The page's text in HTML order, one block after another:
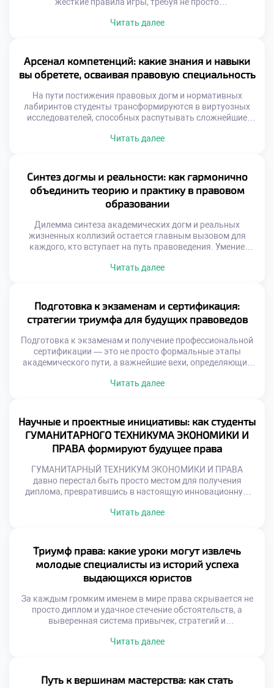
адаптивности. В эпоху, когда классическое право
ключевого архитектора инноваций. Именно поэтому
качественное обучение в московском техникуме
становится тем самым стратегическим активом, который
Читать далее
Арсенал компетенций: какие знания и навыки
вы обретете, осваивая правовую специальность
На пути постижения правовых догм и нормативных
лабиринтов студенты трансформируются в виртуозных
исследователей, способных распутывать сложнейшие
тупиковых ситуаций. Профессия адвоката, судьи или
ведения переговоров, безупречную защиту интересов и
искусство построения неопровержимой аргументации.
Именно поэтому качественное обучение в […]
Читать далее
Синтез догмы и реальности: как гармонично
объединить теорию и практику в правовом
образовании
Дилемма синтеза академических догм и реальных
жизненных коллизий остается главным вызовом для
каждого, кто вступает на путь правоведения. Умение
судебной практикой отличает настоящего мастера от
надежным трамплином, который позволяет будущим
экспертам с первых дней погружаться в […]
Читать далее
Подготовка к экзаменам и сертификация:
стратегии триумфа для будущих правоведов
Подготовка к экзаменам и получение профессиональной
сертификации — это не просто формальные этапы
академического пути, а важнейшие вехи, определяющие
процессы напрямую влияют на глубину усвоенных
обучение в московском техникуме становится тем самым
надежным фундаментом, который закладывает
правильные алгоритмы подготовки и […]
Читать далее
Научные и проектные инициативы: как студенты
ГУМАНИТАРНОГО ТЕХНИКУМА ЭКОНОМИКИ И
ПРАВА формируют будущее права
ГУМАНИТАРНЫЙ ТЕХНИКУМ ЭКОНОМИКИ И ПРАВА
давно перестал быть просто местом для получения
диплома, превратившись в настоящую инновационную
концепции. В этом уникальном пространстве
взгляда на право. Именно поэтому качественное
обучение в московском техникуме позволяет учащимся
не просто изучать догмы, а […]
Читать далее
Триумф права: какие уроки могут извлечь
молодые специалисты из историй успеха
выдающихся юристов
За каждым громким именем в мире права скрывается не
просто диплом и удачное стечение обстоятельств, а
выверенная система привычек, стратегий и
мэтров юриспруденции служат бесценным учебником для
техникуме закладывает тот самый надежный фундамент,
Читать далее
Путь к вершинам мастерства: как стать